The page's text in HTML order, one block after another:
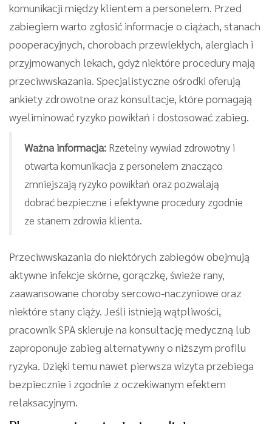
komunikacji między klientem a personelem. Przed
zabiegiem warto zgłosić informacje o ciążach, stanach
pooperacyjnych, chorobach przewlekłych, alergiach i
przyjmowanych lekach, gdyż niektóre procedury mają
przeciwwskazania. Specjalistyczne ośrodki oferują
ankiety zdrowotne oraz konsultacje, które pomagają
wyeliminować ryzyko powikłań i dostosować zabieg.
Ważna informacja: Rzetelny wywiad zdrowotny i
otwarta komunikacja z personelem znacząco
zmniejszają ryzyko powikłań oraz pozwalają
dobrać bezpieczne i efektywne procedury zgodnie
ze stanem zdrowia klienta.
Przeciwwskazania do niektórych zabiegów obejmują
aktywne infekcje skórne, gorączkę, świeże rany,
zaawansowane choroby sercowo-naczyniowe oraz
niektóre stany ciąży. Jeśli istnieją wątpliwości,
pracownik SPA skieruje na konsultację medyczną lub
zaproponuje zabieg alternatywny o niższym profilu
ryzyka. Dzięki temu nawet pierwsza wizyta przebiega
bezpiecznie i zgodnie z oczekiwanym efektem
relaksacyjnym.